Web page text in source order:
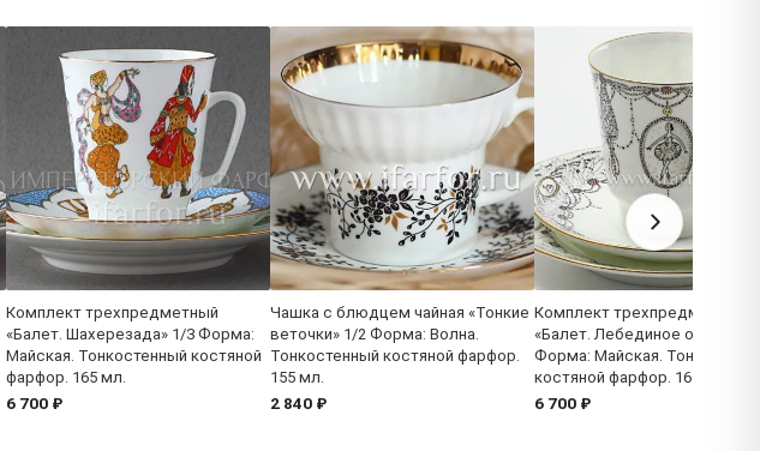
Комплект трехпредметный
«Балет. Шахерезада» 1/3 Форма:
Майская. Тонкостенный костяной
фарфор. 165 мл.
6 700 ₽
Чашка с блюдцем чайная «Тонкие
веточки» 1/2 Форма: Волна.
Тонкостенный костяной фарфор.
155 мл.
2 840 ₽
Комплект трехпредметный
«Балет. Лебединое озеро» 1/
Форма: Майская.
костяной фарфор. 165 мл.
6 700 ₽